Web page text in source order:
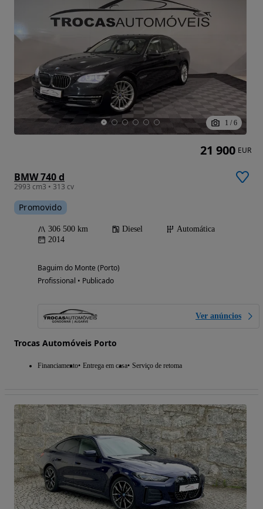
1 / 6
BMW 740 d
2993 cm3 • 313 cv
Promovido
306 500 km Diesel
Automática
2014
Baguim do Monte (Porto)
Profissional • Publicado
Ver anúncios
Trocas Automóveis Porto
Financiamento Entrega em casa Serviço de retoma
21 900 EUR